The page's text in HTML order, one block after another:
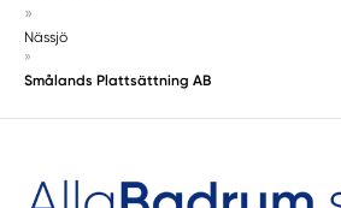
»
Nässjö
»
Smålands Plattsättning AB